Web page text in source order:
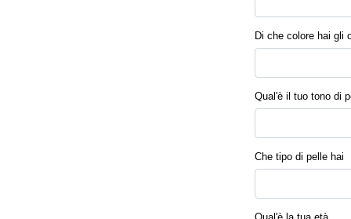
Di che colore hai gli
Qual'è il tuo tono di
Che tipo di pelle hai